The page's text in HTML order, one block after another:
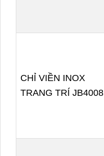
CHỈ VIỀN INOX
TRANG TRÍ JB4008